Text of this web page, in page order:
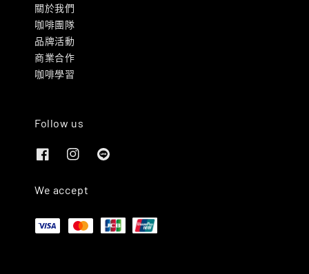
關於我們
咖啡團隊
品牌活動
商業合作
咖啡學習
Follow us
We accept